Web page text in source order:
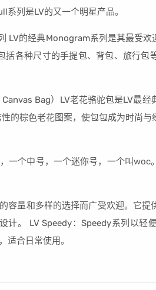
列是LV的又一个明星产品。
LV的经典Monogram系列是其最受
括各种尺寸的手提包、背包、旅行包
Bag）LV老花骆驼包是LV最
的棕色老花图案，使包包成为时尚与
一个中号，一个迷你号，一个叫woc
容量和多样的选择而广受欢迎。它提
计。 LV Speedy：Speedy系列以轻
适合日常使用。